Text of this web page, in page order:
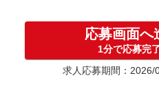
応募画面へ
1分で応募完
求人応募期間：2026/